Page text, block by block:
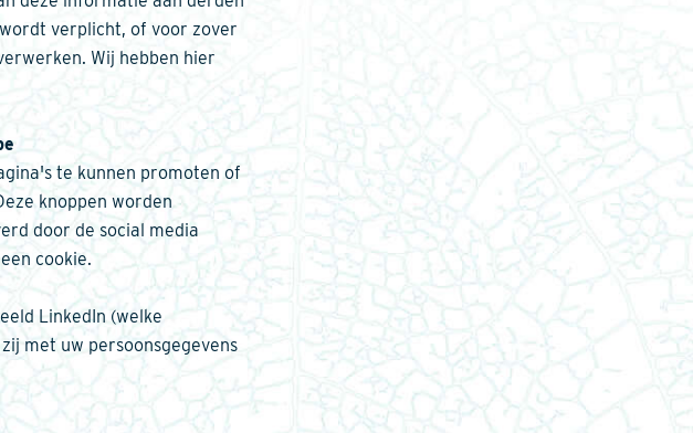
verplicht, of voor zover
Wij hebben hier
te kunnen promoten of
knoppen worden
door de social media
cookie.
LinkedIn (welke
met uw persoonsgegevens